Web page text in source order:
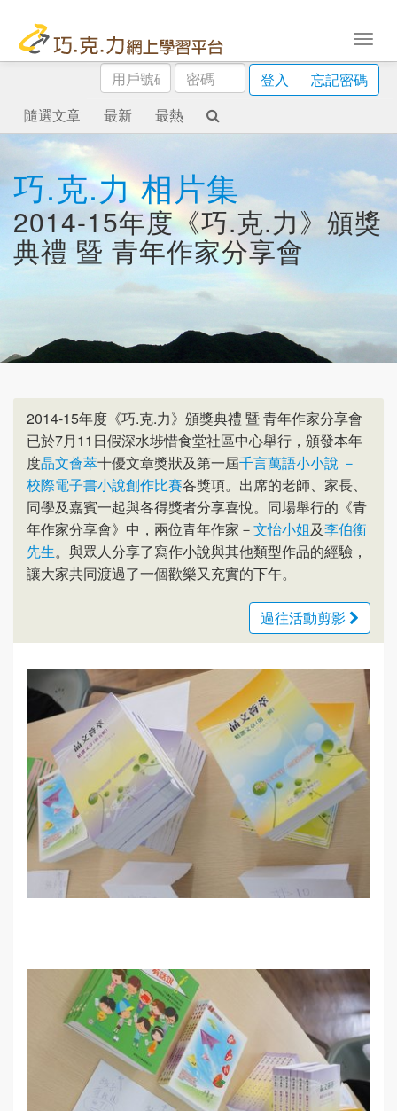
用
戶
號
碼
密
碼
登入
忘記密碼
隨選文章
最新 最熱
巧.克.力 相片集
2014-15年度《巧.克.力》頒獎
典禮 暨 青年作家分享會
2014-15年度《巧.克.力》頒獎典禮 暨 青年作家分享會
已於7月11日假深水埗惜食堂社區中心舉行，頒發本年
度晶文薈萃十優文章獎狀及第一屆千言萬語小小說 －
校際電子書小說創作比賽各獎項。出席的老師、家長、
同學及嘉賓一起與各得獎者分享喜悅。同場舉行的《青
年作家分享會》中，兩位青年作家－文怡小姐及李伯衡
先生。與眾人分享了寫作小說與其他類型作品的經驗，
讓大家共同渡過了一個歡樂又充實的下午。
過往活動剪影